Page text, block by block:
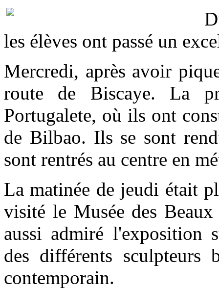
les élèves ont passé un
Mercredi, après avoir
route de Biscaye. La
Portugalete, où ils ont
de Bilbao. Ils se sont
sont rentrés au centre en
La matinée de jeudi était
visité le Musée des
aussi admiré l'exposition
des différents sculpteurs
contemporain.